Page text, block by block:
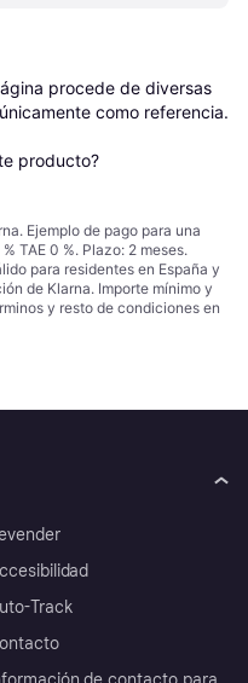
procede de diversas
como referencia.
producto?
Ejemplo de pago para una
TAE 0 %. Plazo: 2 meses.
para residentes en España y
de Klarna. Importe mínimo y
y resto de condiciones en
Track